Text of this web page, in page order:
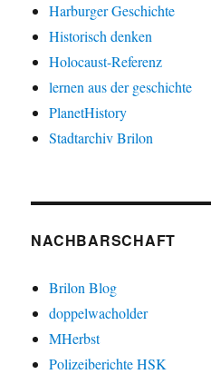
Harburger Geschichte
Historisch denken
Holocaust-Referenz
lernen aus der geschichte
PlanetHistory
Stadtarchiv Brilon
NACHBARSCHAFT
Brilon Blog
doppelwacholder
MHerbst
Polizeiberichte HSK